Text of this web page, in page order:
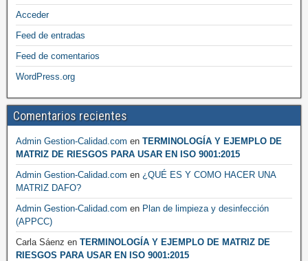
Acceder
Feed de entradas
Feed de comentarios
WordPress.org
Comentarios recientes
Admin Gestion-Calidad.com en TERMINOLOGÍA Y EJEMPLO DE
MATRIZ DE RIESGOS PARA USAR EN ISO 9001:2015
Admin Gestion-Calidad.com en ¿QUÉ ES Y COMO HACER UNA
MATRIZ DAFO?
Admin Gestion-Calidad.com en Plan de limpieza y desinfección
(APPCC)
Carla Sáenz en TERMINOLOGÍA Y EJEMPLO DE MATRIZ DE
RIESGOS PARA USAR EN ISO 9001:2015